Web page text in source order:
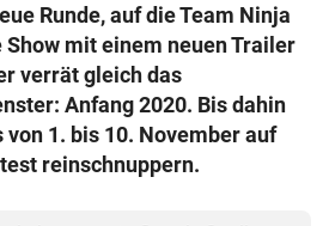
Runde, auf die Team Ninja
Show mit einem neuen Trailer
verrät gleich das
Anfang 2020. Bis dahin
von 1. bis 10. November auf
reinschnuppern.